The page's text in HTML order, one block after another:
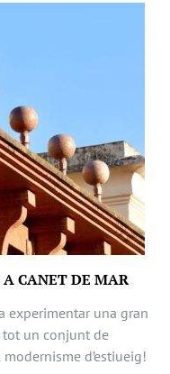
CANET DE MAR
experimentar una gran
un conjunt de
d’estiueig!